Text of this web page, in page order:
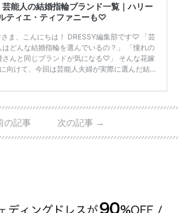
芸能人の結婚指輪ブランド一覧｜ハリー
ティエ・ティファニーも♡
ま、こんにちは！ DRESSY編集部です♡ 「芸
はどんな結婚指輪を選んでいるの？」 「憧れの
さんと同じブランドが気になる♡」 そんな花嫁
向けて、今回は芸能人夫婦が実際に選んだ結婚
ンストンやカルティエ、ティファニーなど世界
で人気のブランドまで幅広くご紹介。 さらに、
している芸能人夫婦 ・リングの特徴や魅力 ・
の記事 次の記事 →